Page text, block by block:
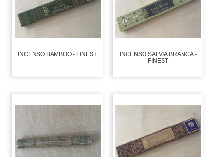
INCENSO BAMBOO - FINEST
INCENSO SALVIA BRANCA -
FINEST